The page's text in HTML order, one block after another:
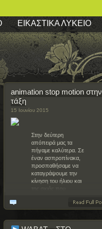
ΕΙΚΑΣΤΙΚΆ ΛΎΚΕΙΟ
animation stop motion στην
τάξη
15 Ιουνίου 2015
Στην δεύτερη
απόπειρά μας τα
πήγαμε καλύτερα. Σε
έναν ασπροπίνακα,
προσπαθήσαμε να
καταγράψουμε την
κίνηση του ήλιου και
της σκιάς που
αντίστοιχη κίνηση και
σκιά ότ…
περισσότερα